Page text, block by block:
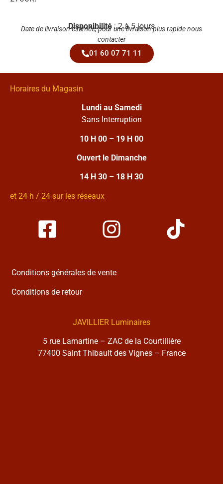
Disponibilité : 2 à 5 jours
Date de livraison estimée, pour une livraison plus rapide nous
contacter
01 60 07 71 11
Horaires du Magasin
Lundi au Samedi
Sans Interruption
10 H 00 – 19 H 00
Ouvert le Dimanche
14 H 30 – 18 H 30
et 24 h / 24 sur les réseaux
Conditions générales de vente
Conditions de retour
JAVILLIER Luminaires
5 rue Lamartine – ZAC de la Courtillière
77400 Saint Thibault des Vignes – France